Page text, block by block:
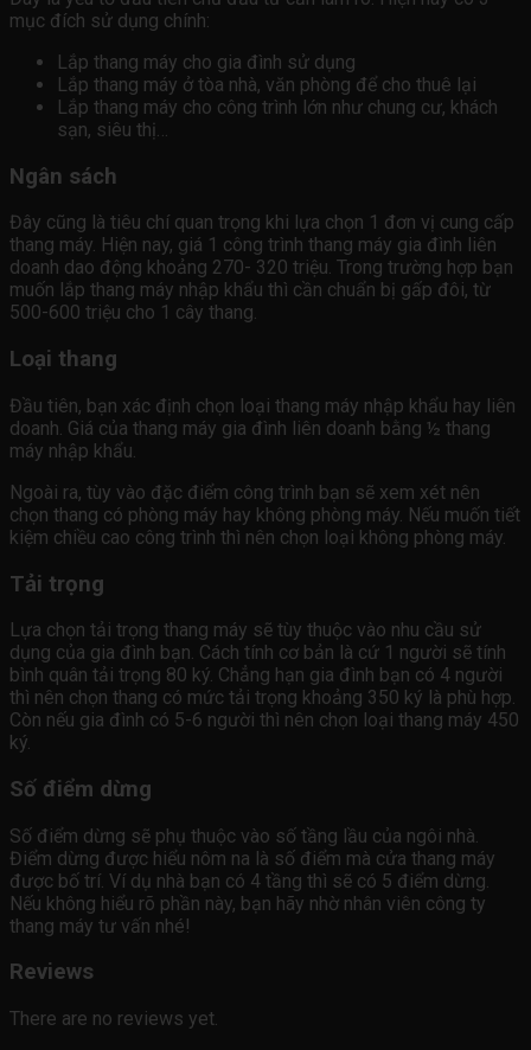
mục đích sử dụng chính:
Lắp thang máy cho gia đình sử dụng
Lắp thang máy ở tòa nhà, văn phòng để cho thuê lại
Lắp thang máy cho công trình lớn như chung cư, khách
sạn, siêu thị…
Ngân sách
Đây cũng là tiêu chí quan trọng khi lựa chọn 1 đơn vị cung cấp
thang máy. Hiện nay, giá 1 công trình thang máy gia đình liên
doanh dao động khoảng 270- 320 triệu. Trong trường hợp bạn
muốn lắp thang máy nhập khẩu thì cần chuẩn bị gấp đôi, từ
500-600 triệu cho 1 cây thang.
Loại thang
Đầu tiên, bạn xác định chọn loại thang máy nhập khẩu hay liên
doanh. Giá của thang máy gia đình liên doanh bằng ½ thang
máy nhập khẩu.
Ngoài ra, tùy vào đặc điểm công trình bạn sẽ xem xét nên
chọn thang có phòng máy hay không phòng máy. Nếu muốn tiết
kiệm chiều cao công trình thì nên chọn loại không phòng máy.
Tải trọng
Lựa chọn tải trọng thang máy sẽ tùy thuộc vào nhu cầu sử
dụng của gia đình bạn. Cách tính cơ bản là cứ 1 người sẽ tính
bình quân tải trọng 80 ký. Chẳng hạn gia đình bạn có 4 người
thì nên chọn thang có mức tải trọng khoảng 350 ký là phù hợp.
Còn nếu gia đình có 5-6 người thì nên chọn loại thang máy 450
ký.
Số điểm dừng
Số điểm dừng sẽ phụ thuộc vào số tầng lầu của ngôi nhà.
Điểm dừng được hiểu nôm na là số điểm mà cửa thang máy
được bố trí. Ví dụ nhà bạn có 4 tầng thì sẽ có 5 điểm dừng.
Nếu không hiểu rõ phần này, bạn hãy nhờ nhân viên công ty
thang máy tư vấn nhé!
Reviews
There are no reviews yet.